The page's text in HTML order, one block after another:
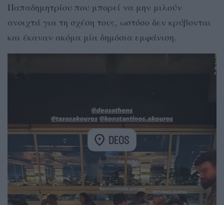
Παπαδημητρίου που μπορεί να μην μιλούν
ανοιχτά για τη σχέση τους, ωστόσο δεν κρύβονται
και έκαναν ακόμα μία δημόσια εμφάνιση.